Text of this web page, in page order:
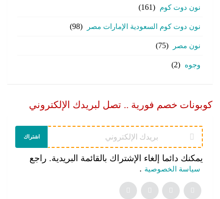
نون دوت كوم (161)
نون دوت كوم السعودية الإمارات مصر (98)
نون مصر (75)
وجوه (2)
كوبونات خصم فورية .. تصل لبريدك الإلكتروني
اشتراك
يمكنك دائما إلغاء الإشتراك بالقائمة البريدية. راجع
سياسة الخصوصية .